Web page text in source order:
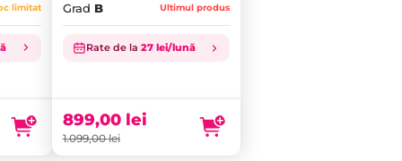
limitat Grad B Ultimul produs
Rate de la 27 lei/lună
1.099,00lei
Prețul
fost:
1.099,00 lei.
899,00 lei
este:
899,00 lei.